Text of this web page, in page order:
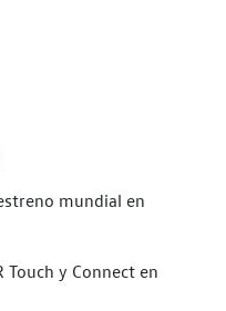
mundial en
y Connect en